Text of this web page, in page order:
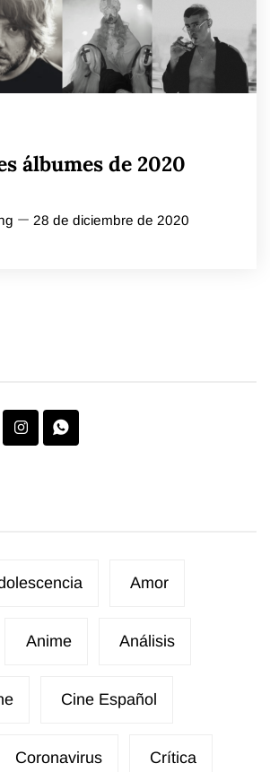
álbumes de 2020
28 de diciembre de 2020
Amor
Anime Análisis
Cine Español
Coronavirus Crítica